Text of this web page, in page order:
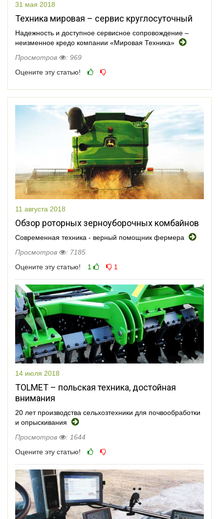
31 мая 2018
Техника мировая – сервис круглосуточный
Надежность и доступное сервисное сопровождение –
неизменное кредо компании «Мировая Техника»
Просмотров
: 969
Оцените эту статью!
11 августа 2018
Обзор роторных зерноуборочных комбайнов
Современная техника - верный помощник фермера
Просмотров
: 7185
Оцените эту статью!
1 1
14 июля 2018
TOLMET – польская техника, достойная
внимания
20 лет производства сельхозтехники для почвообработки
и опрыскивания
Просмотров
: 1644
Оцените эту статью!